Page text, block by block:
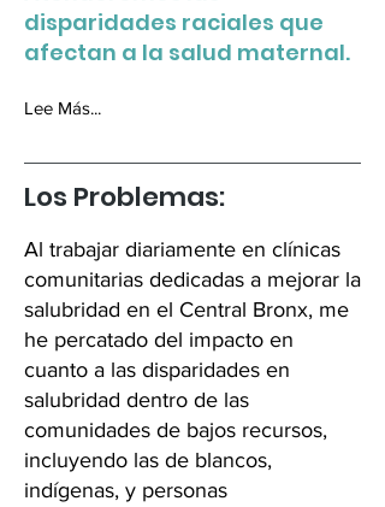
disparidades raciales que
afectan a la salud maternal.
Lee Más...
Los Problemas:
Al trabajar diariamente en clínicas
comunitarias dedicadas a mejorar la
salubridad en el Central Bronx, me
he percatado del impacto en
cuanto a las disparidades en
salubridad dentro de las
comunidades de bajos recursos,
incluyendo las de blancos,
indígenas, y personas